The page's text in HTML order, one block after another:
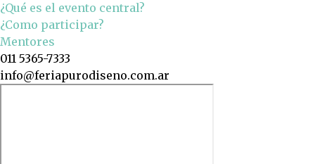
¿Qué es el evento central?
¿Como participar?
Mentores
011 5365-7333
info@feriapurodiseno.com.ar